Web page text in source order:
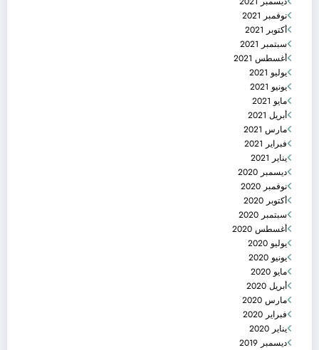
نوفمبر 2021
أكتوبر 2021
سبتمبر 2021
أغسطس 2021
يوليو 2021
يونيو 2021
مايو 2021
أبريل 2021
مارس 2021
فبراير 2021
يناير 2021
ديسمبر 2020
نوفمبر 2020
أكتوبر 2020
سبتمبر 2020
أغسطس 2020
يوليو 2020
يونيو 2020
مايو 2020
أبريل 2020
مارس 2020
فبراير 2020
يناير 2020
ديسمبر 2019